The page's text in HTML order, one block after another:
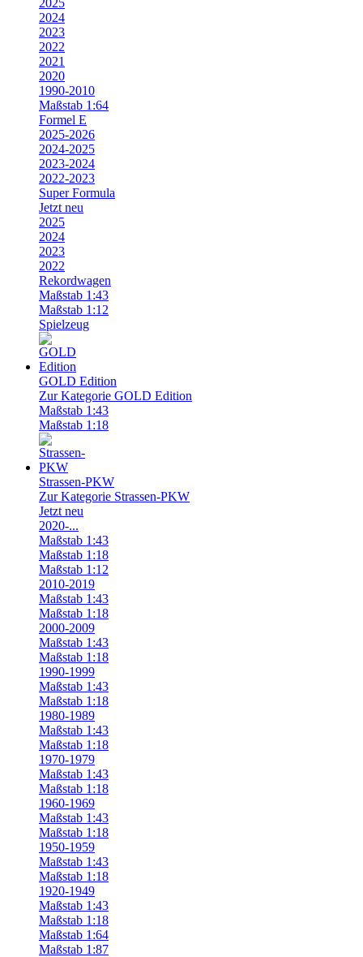
2025
2024
2023
2022
2021
2020
1990-2010
Maßstab 1:64
Formel E
2025-2026
2024-2025
2023-2024
2022-2023
Super Formula
Jetzt neu
2025
2024
2023
2022
Rekordwagen
Maßstab 1:43
Maßstab 1:12
Spielzeug
GOLD Edition
Zur Kategorie GOLD Edition
Maßstab 1:43
Maßstab 1:18
Strassen-PKW
Zur Kategorie Strassen-PKW
Jetzt neu
2020-...
Maßstab 1:43
Maßstab 1:18
Maßstab 1:12
2010-2019
Maßstab 1:43
Maßstab 1:18
2000-2009
Maßstab 1:43
Maßstab 1:18
1990-1999
Maßstab 1:43
Maßstab 1:18
1980-1989
Maßstab 1:43
Maßstab 1:18
1970-1979
Maßstab 1:43
Maßstab 1:18
1960-1969
Maßstab 1:43
Maßstab 1:18
1950-1959
Maßstab 1:43
Maßstab 1:18
1920-1949
Maßstab 1:43
Maßstab 1:18
Maßstab 1:64
Maßstab 1:87